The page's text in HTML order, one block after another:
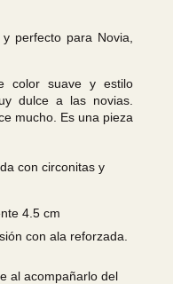
perfecto para Novia,
color suave y estilo
dulce a las novias.
mucho. Es una pieza
con circonitas y
4.5 cm
con ala reforzada.
al acompañarlo del